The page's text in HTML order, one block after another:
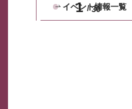
1 30
イベント情報一覧